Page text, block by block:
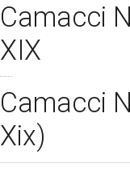
Camacci
XIX
Camacci
Xix)